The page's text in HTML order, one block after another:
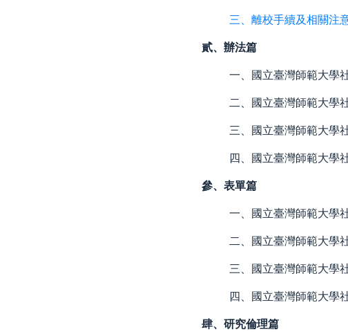
三、離校手續及相關注
貳、辦法篇
一、國立臺灣師範大學
二、國立臺灣師範大學
三、國立臺灣師範大學
四、國立臺灣師範大學
參、表單篇
一、國立臺灣師範大學
二、國立臺灣師範大學
三、國立臺灣師範大學
四、國立臺灣師範大學
肆、研究倫理篇